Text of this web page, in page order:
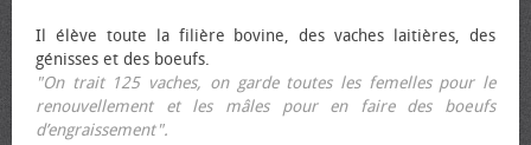
Il élève toute la filière bovine, des vaches laitières, des
génisses et des bœufs.
"On trait 125 vaches, on garde toutes les femelles pour le
renouvellement et les mâles pour en faire des bœufs
d’engraissement".